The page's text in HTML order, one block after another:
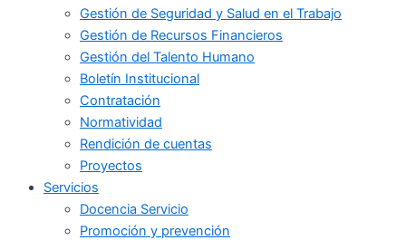
Gestión de Seguridad y Salud en el Trabajo
Gestión de Recursos Financieros
Gestión del Talento Humano
Boletín Institucional
Contratación
Normatividad
Rendición de cuentas
Proyectos
Servicios
Docencia Servicio
Promoción y prevención